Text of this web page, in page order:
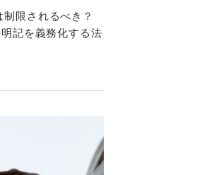
制限されるべき？
記を義務化する法